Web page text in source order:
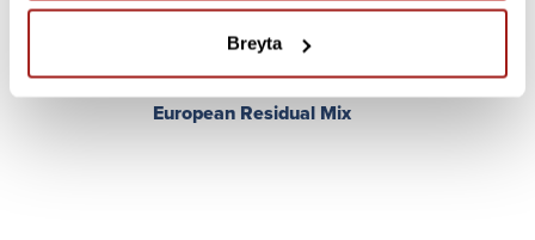
Breyta
Association of Issuing Bodies
Grexel
European Residual Mix